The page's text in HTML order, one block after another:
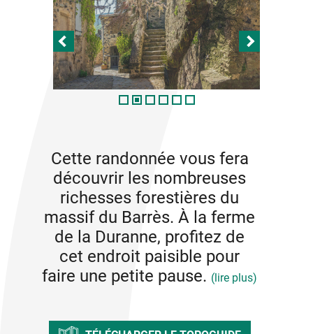
Cette randonnée vous fera
découvrir les nombreuses
richesses forestières du
massif du Barrès. À la ferme
de la Duranne, profitez de
cet endroit paisible pour
faire une petite pause. (lire plus)